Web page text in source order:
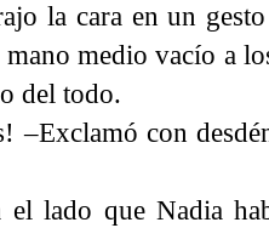
la cara en un
mano medio vacío a
del todo.
–Exclamó con
el lado que Nadia